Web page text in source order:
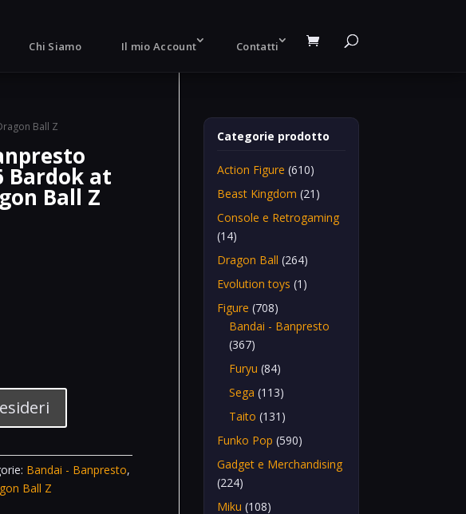
Chi Siamo Il mio Account Contatti
Ball Z
Bardok at
Ball Z
Bandai - Banpresto,
Ball Z
Categorie prodotto
Action Figure (610)
Beast Kingdom (21)
Console e Retrogaming
(14)
Dragon Ball (264)
Evolution toys (1)
Figure (708)
Bandai - Banpresto
(367)
Furyu (84)
Sega (113)
Taito (131)
Funko Pop (590)
Gadget e Merchandising
(224)
Miku (108)